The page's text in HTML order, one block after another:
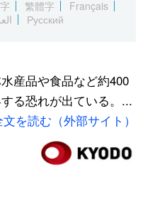
Русский
繁體字
Français
Русский
産品や食品など約400
る恐れが出ている。...
を読む（外部サイト）